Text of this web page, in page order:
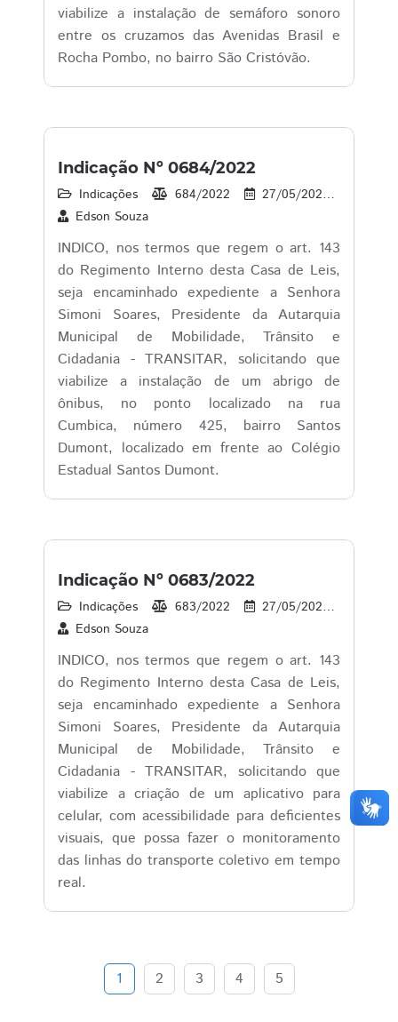
viabilize a instalação de semáforo sonoro
entre os cruzamos das Avenidas Brasil e
Rocha Pombo, no bairro São Cristóvão.
Indicação Nº 0684/2022
Indicações 684/2022 27/05/2022
Edson Souza
INDICO, nos termos que regem o art. 143
do Regimento Interno desta Casa de Leis,
seja encaminhado expediente a Senhora
Simoni Soares, Presidente da Autarquia
Municipal de Mobilidade, Trânsito e
Cidadania - TRANSITAR, solicitando que
viabilize a instalação de um abrigo de
ônibus, no ponto localizado na rua
Cumbica, número 425, bairro Santos
Dumont, localizado em frente ao Colégio
Estadual Santos Dumont.
Indicação Nº 0683/2022
Indicações 683/2022 27/05/2022
Edson Souza
INDICO, nos termos que regem o art. 143
do Regimento Interno desta Casa de Leis,
seja encaminhado expediente a Senhora
Simoni Soares, Presidente da Autarquia
Municipal de Mobilidade, Trânsito e
Cidadania - TRANSITAR, solicitando que
viabilize a criação de um aplicativo para
celular, com acessibilidade para deficientes
visuais, que possa fazer o monitoramento
das linhas do transporte coletivo em tempo
real.
1 2 3 4 5